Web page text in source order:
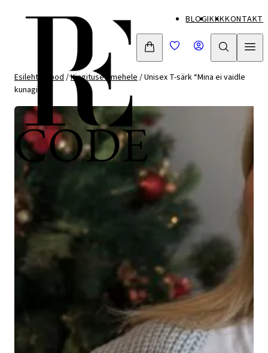
BLOGIKKKKONTAKT
Esileht Pood/Kingitused mehele/ Unisex T-särk “Mina ei vaidle
kunagi”